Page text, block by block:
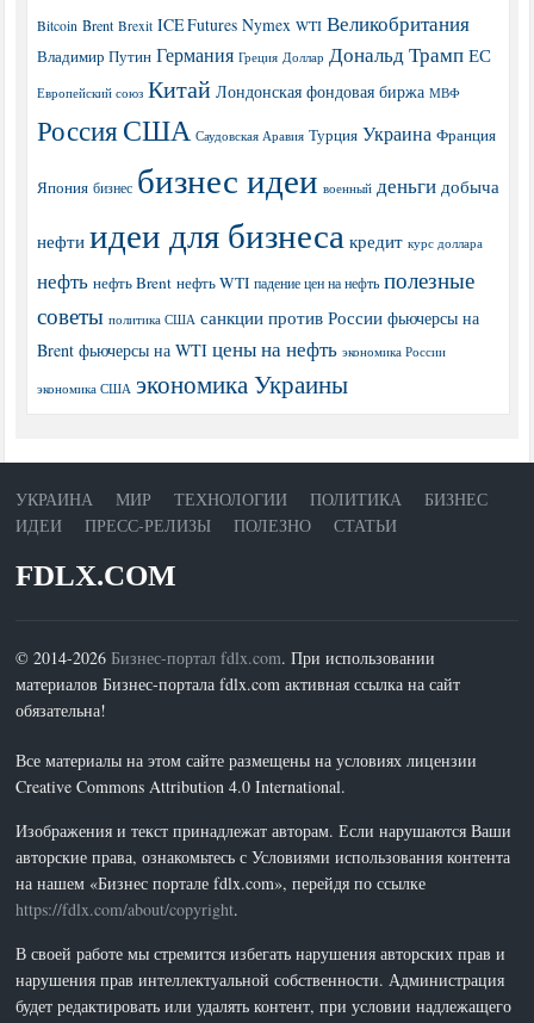
Bitcoin Brent Brexit ICE Futures Nymex WTI Великобритания
Владимир Путин Германия Греция Доллар Дональд Трамп ЕС
Европейский союз Китай Лондонская фондовая биржа МВФ
РоссияСША Саудовская Аравия Турция Украина Франция
Япония бизнес бизнес идеи военный деньги добыча
нефти идеи для бизнеса кредит курс доллара
нефть нефть Brent нефть WTI падение цен на нефть полезные
советы политика США санкции против России фьючерсы на
Brent фьючерсы на WTI цены на нефть экономика России
экономика США экономика Украины
УКРАИНА МИР ТЕХНОЛОГИИ ПОЛИТИКА
БИЗНЕС
ИДЕИ
ПРЕСС-РЕЛИЗЫ ПОЛЕЗНО СТАТЬИ
FDLX.COM
© 2014-2026Бизнес-портал fdlx.com. При использовании
материалов Бизнес-портала fdlx.com активная ссылка на сайт
обязательна!
Все материалы на этом сайте размещены на условиях лицензии
Creative Commons Attribution 4.0 International.
Изображения и текст принадлежат авторам. Если нарушаются Ваши
авторские права, ознакомьтесь с Условиями использования контента
на нашем «Бизнес портале fdlx.com», перейдя по ссылке
https://fdlx.com/about/copyright.
В своей работе мы стремится избегать нарушения авторских прав и
нарушения прав интеллектуальной собственности. Администрация
будет редактировать или удалять контент, при условии надлежащего